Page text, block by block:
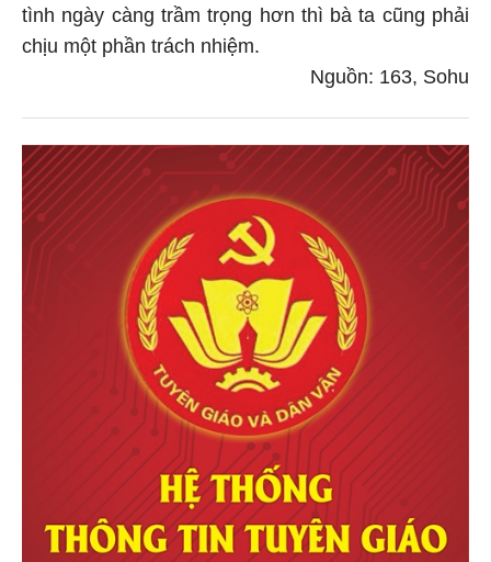
tình ngày càng trầm trọng hơn thì bà ta cũng phải
chịu một phần trách nhiệm.
Nguồn: 163, Sohu